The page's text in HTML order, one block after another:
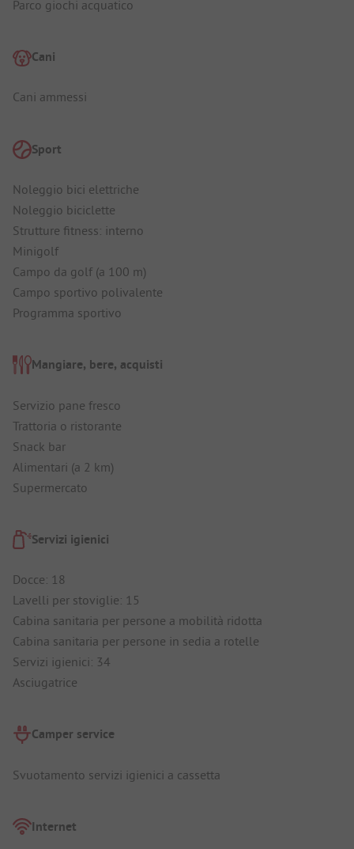
Parco giochi acquatico
Cani
Cani ammessi
Sport
Noleggio bici elettriche
Noleggio biciclette
Strutture fitness: interno
Minigolf
Campo da golf (a 100 m)
Campo sportivo polivalente
Programma sportivo
Mangiare, bere, acquisti
Servizio pane fresco
Trattoria o ristorante
Snack bar
Alimentari (a 2 km)
Supermercato
Servizi igienici
Docce: 18
Lavelli per stoviglie: 15
Cabina sanitaria per persone a mobilità ridotta
Cabina sanitaria per persone in sedia a rotelle
Servizi igienici: 34
Asciugatrice
Camper service
Svuotamento servizi igienici a cassetta
Internet